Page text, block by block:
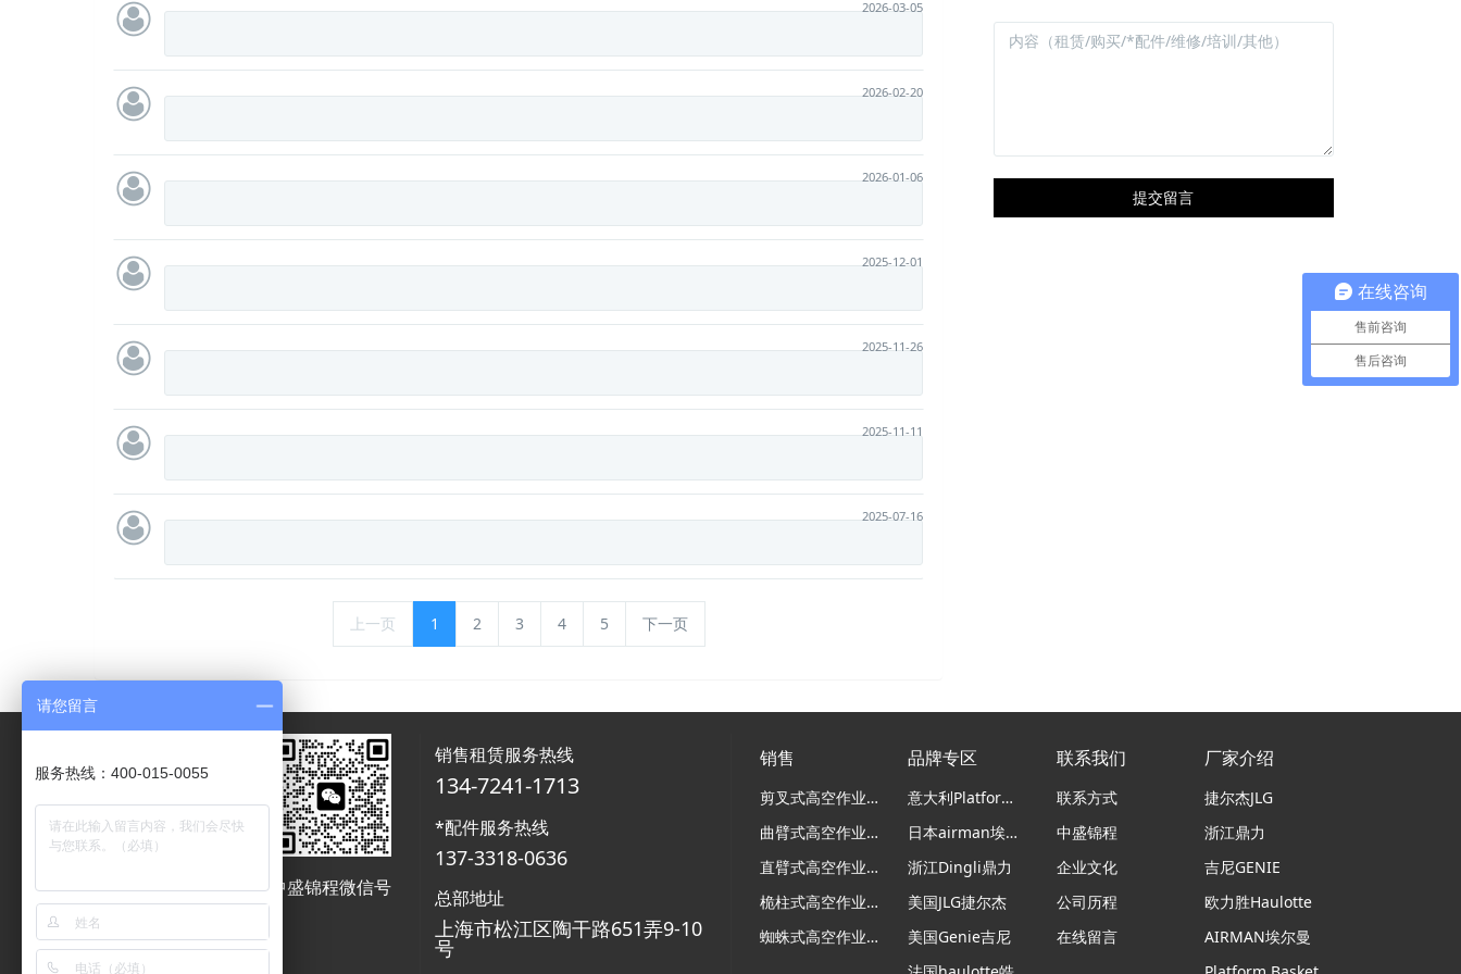
2026-03-05
2026-02-20
2026-01-06
2025-12-01
2025-11-26
2025-11-11
2025-07-16
上一页 1 2 3 4 5 下一页
提交留言
中盛锦程微信号 中盛锦程微信号
销售租赁服务热线
134-7241-1713
*配件服务热线
137-3318-0636
总部地址
上海市松江区陶干路651弄9-10
号
销售
剪叉式高空作业平台
曲臂式高空作业平台
直臂式高空作业平台
桅柱式高空作业平台
蜘蛛式高空作业平台
品牌专区
意大利Platform Basket蜘蛛车
日本airman埃尔曼
浙江Dingli鼎力
美国JLG捷尔杰
美国Genie吉尼
联系我们
联系方式
中盛锦程
企业文化
公司历程
在线留言
厂家介绍
捷尔杰JLG
浙江鼎力
吉尼GENIE
欧力胜Haulotte
AIRMAN埃尔曼
在线咨询
售前咨询
售后咨询
请您留言
服务热线：400-015-0055